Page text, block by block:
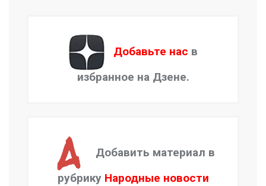
Добавьте нас в
избранное на Дзене.
Добавить материал в
рубрику Народные новости